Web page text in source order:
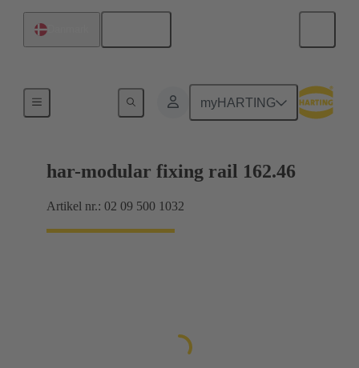
myHARTING
Tilslutning mellem bundkort og datterkort
har-modular fixing rail 162.46
Artikel nr.: 02 09 500 1032